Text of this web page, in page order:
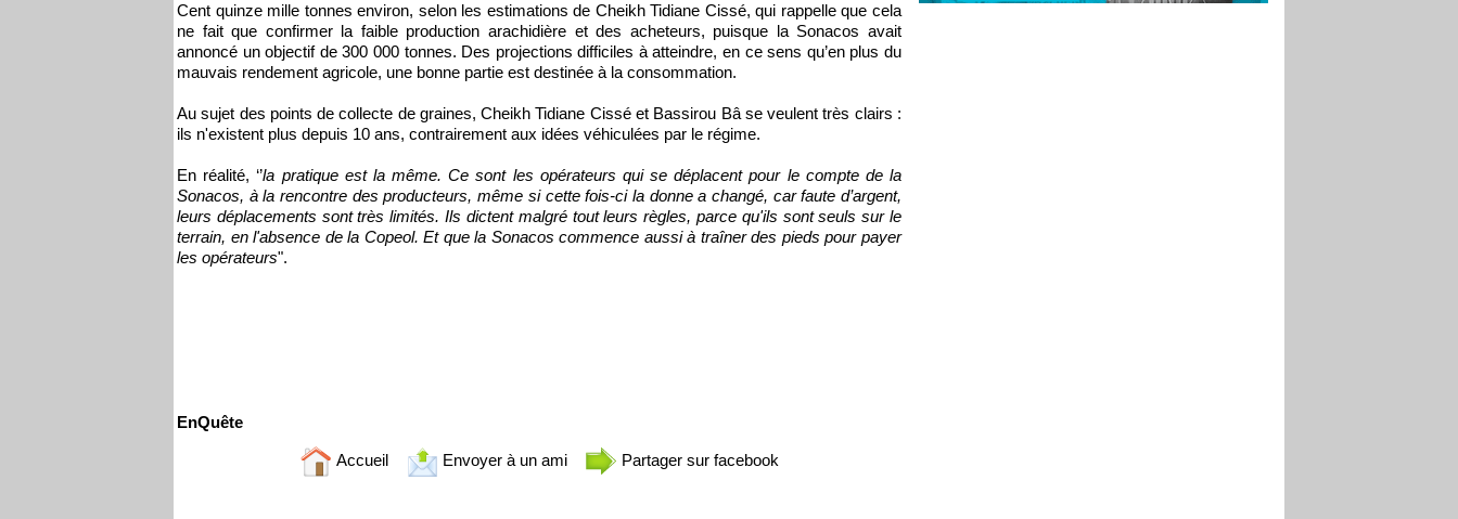
Cent quinze mille tonnes environ, selon les estimations de Cheikh Tidiane Cissé, qui rappelle que cela
ne fait que confirmer la faible production arachidière et des acheteurs, puisque la Sonacos avait
annoncé un objectif de 300 000 tonnes. Des projections difficiles à atteindre, en ce sens qu’en plus du
mauvais rendement agricole, une bonne partie est destinée à la consommation.
Au sujet des points de collecte de graines, Cheikh Tidiane Cissé et Bassirou Bâ se veulent très clairs :
ils n'existent plus depuis 10 ans, contrairement aux idées véhiculées par le régime.
En réalité, ‘’la pratique est la même. Ce sont les opérateurs qui se déplacent pour le compte de la
Sonacos, à la rencontre des producteurs, même si cette fois-ci la donne a changé, car faute d’argent,
leurs déplacements sont très limités. Ils dictent malgré tout leurs règles, parce qu'ils sont seuls sur le
terrain, en l'absence de la Copeol. Et que la Sonacos commence aussi à traîner des pieds pour payer
les opérateurs".
EnQuête
Accueil Envoyer à un ami Partager sur facebook